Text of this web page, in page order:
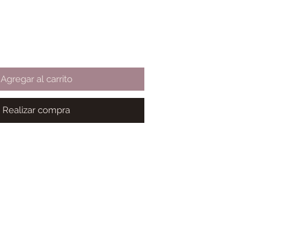
Agregar al carrito
Realizar compra